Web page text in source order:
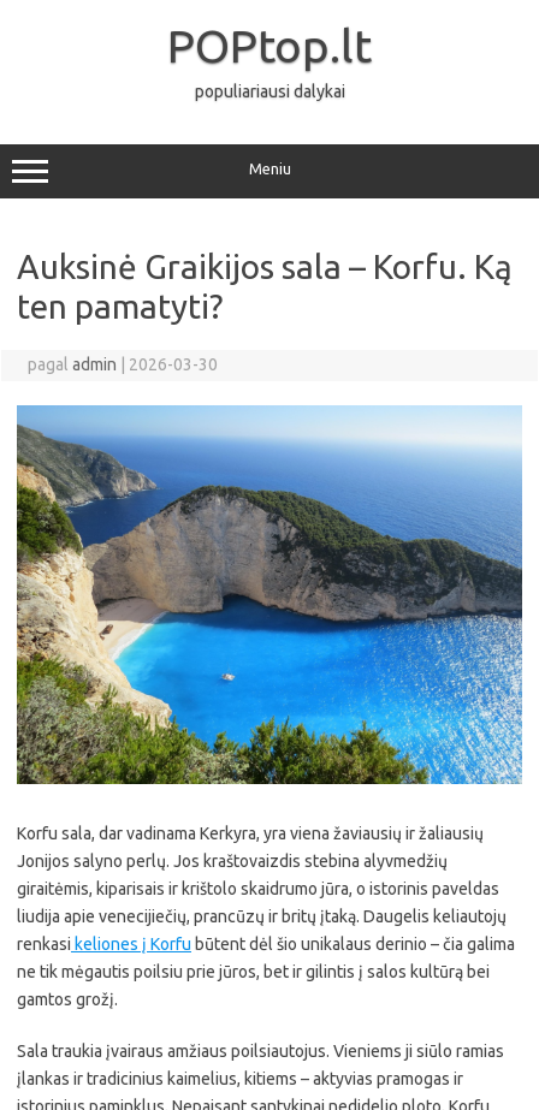
POPtop.lt
populiariausi dalykai
Meniu
Auksinė Graikijos sala – Korfu. Ką
ten pamatyti?
pagal admin 2026-03-30
Korfu sala, dar vadinama Kerkyra, yra viena žaviausių ir žaliausių
Jonijos salyno perlų. Jos kraštovaizdis stebina alyvmedžių
giraitėmis, kiparisais ir krištolo skaidrumo jūra, o istorinis paveldas
liudija apie venecijiečių, prancūzų ir britų įtaką. Daugelis keliautojų
renkasi keliones į Korfu būtent dėl šio unikalaus derinio – čia galima
ne tik mėgautis poilsiu prie jūros, bet ir gilintis į salos kultūrą bei
gamtos grožį.
Sala traukia įvairaus amžiaus poilsiautojus. Vieniems ji siūlo ramias
įlankas ir tradicinius kaimelius, kitiems – aktyvias pramogas ir